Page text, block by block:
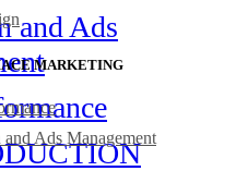
MARKETING
and Ads Management
and Ads